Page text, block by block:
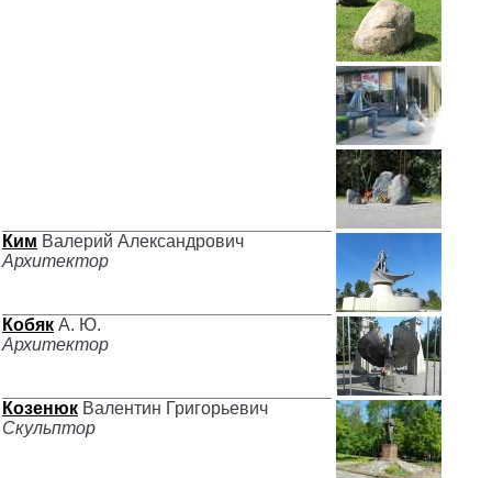
Ким Валерий Александрович
Архитектор
Кобяк А. Ю.
Архитектор
Козенюк Валентин Григорьевич
Скульптор